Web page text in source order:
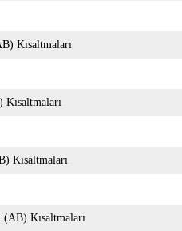
Kısaltmaları
Kısaltmaları
Kısaltmaları